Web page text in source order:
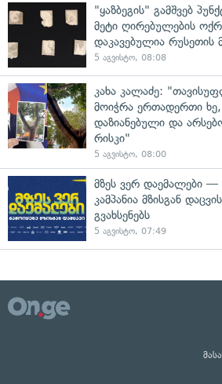
"ყაზბეგის" გამშვებ
მეტი ღირებულების
დაკავებულია რუსეთის
5 აგვისტო, 08:08
კახა კალაძე:
მოიჭრა ერთადერთი
დაზიანებული და
რისკი"
5 აგვისტო, 08:00
მზეს ვერ დაემალები
კამპანია მზისგან
გვახსენებს
5 აგვისტო, 07:49